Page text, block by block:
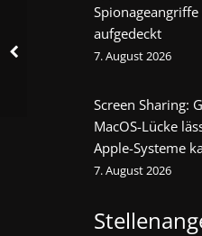
aufgedeckt
7. August 2026
Screen Sharing:
MacOS-Lücke
Apple-Systeme
7. August 2026